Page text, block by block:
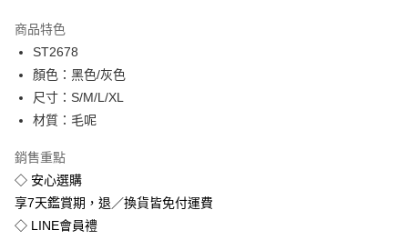
Apple Pay
街口支付
悠遊付
Google Pay
全盈+PAY
運送方式
商品特色
ST2678
顏色：黑色/灰色
尺寸：S/M/L/XL
材質：毛呢
銷售重點
◇ 安心選購
享7天鑑賞期，退／換貨皆免付運費
◇ LINE會員禮